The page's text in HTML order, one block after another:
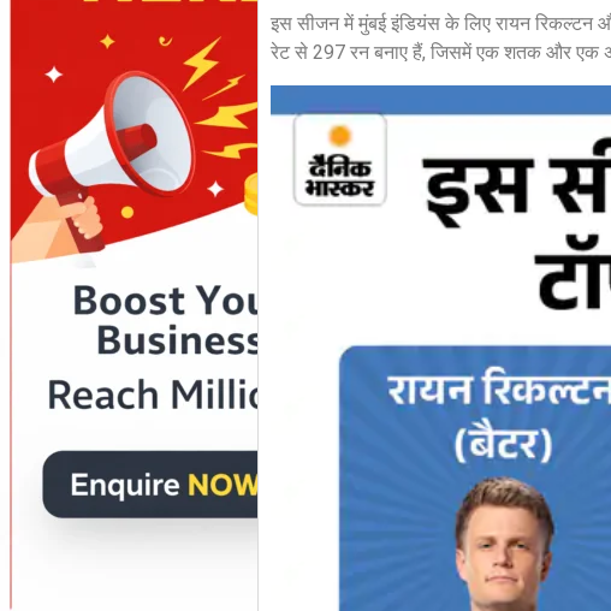
इस सीजन में मुंबई इंडियंस के लिए रायन रिकल्टन
रेट से 297 रन बनाए हैं, जिसमें एक शतक और एक